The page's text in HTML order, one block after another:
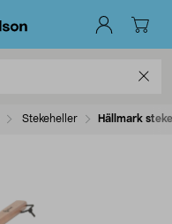
Stekeheller Hällmark